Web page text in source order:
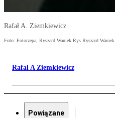
Rafał A. Ziemkiewicz
Foto: Fotorzepa, Ryszard Waniek Rys Ryszard Waniek
Rafał A Ziemkiewicz
Powiązane